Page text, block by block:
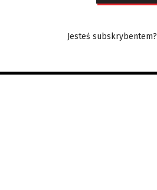
Jesteś subskrybentem?